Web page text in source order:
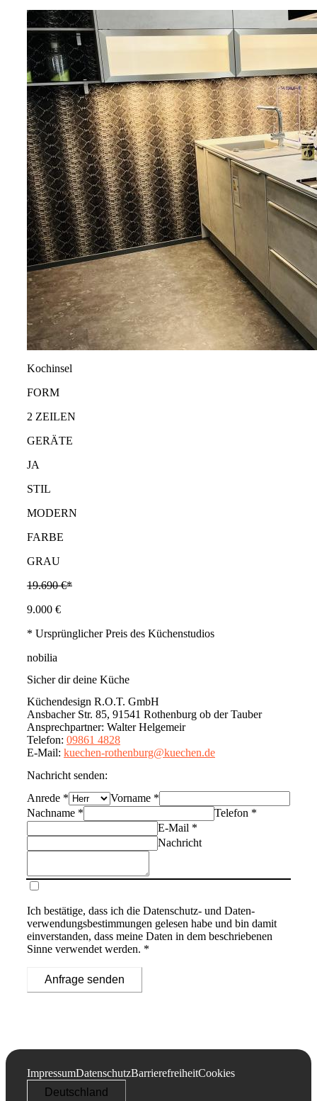
Kochinsel
FORM
2 ZEILEN
GERÄTE
JA
STIL
MODERN
FARBE
GRAU
19.690 €*
9.000 €
* Ursprünglicher Preis des Küchenstudios
nobilia
Sicher dir deine Küche
Küchendesign R.O.T. GmbH
Ansbacher Str. 85, 91541 Rothenburg ob der Tauber
Ansprechpartner: Walter Helgemeir
Telefon: 09861 4828
E-Mail: kuechen-rothenburg@kuechen.de
Nachricht senden:
Anrede * Vorname *
Nachname * Telefon *
E-Mail *
Nachricht
Ich bestätige, dass ich die Datenschutz- und Daten­
verwendungs­bestimmungen gelesen habe und bin damit
einverstanden, dass meine Daten in dem beschriebenen
Sinne verwendet werden. *
Anfrage senden
ImpressumDatenschutzBarrierefreiheitCookies
Deutschland